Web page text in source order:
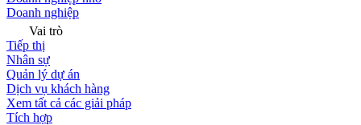
Doanh nghiệp
Vai trò
Tiếp thị
Nhân sự
Quản lý dự án
Dịch vụ khách hàng
Xem tất cả các giải pháp
Tích hợp